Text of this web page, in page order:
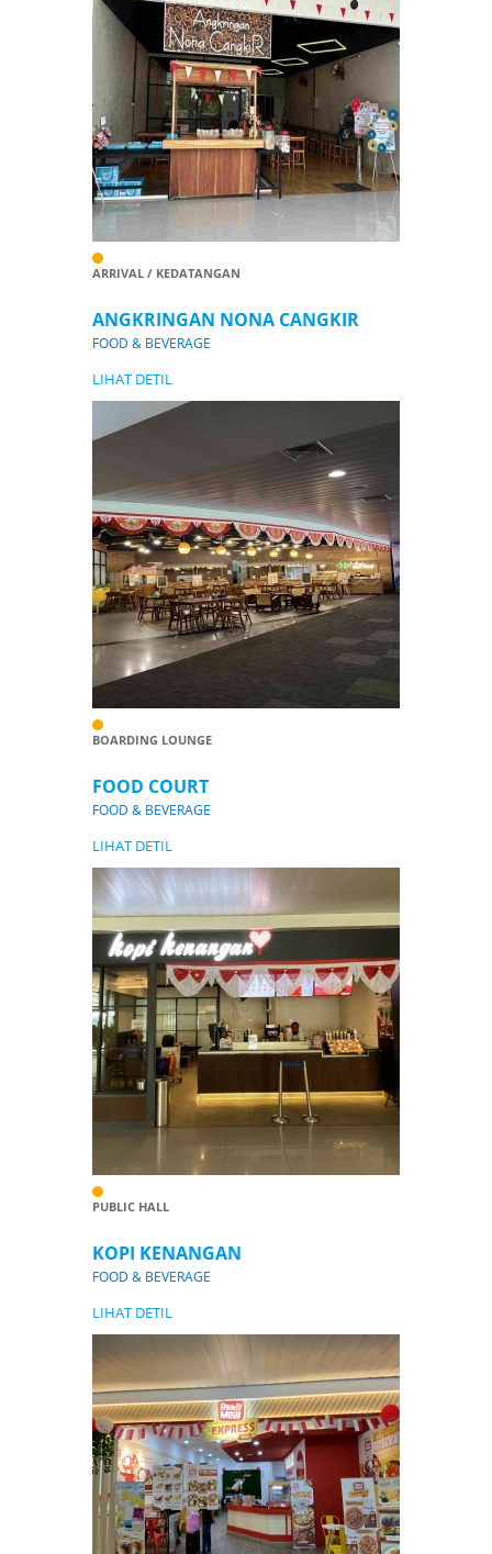
ARRIVAL / KEDATANGAN
ANGKRINGAN NONA CANGKIR
FOOD & BEVERAGE
LIHAT DETIL
BOARDING LOUNGE
FOOD COURT
FOOD & BEVERAGE
LIHAT DETIL
PUBLIC HALL
KOPI KENANGAN
FOOD & BEVERAGE
LIHAT DETIL